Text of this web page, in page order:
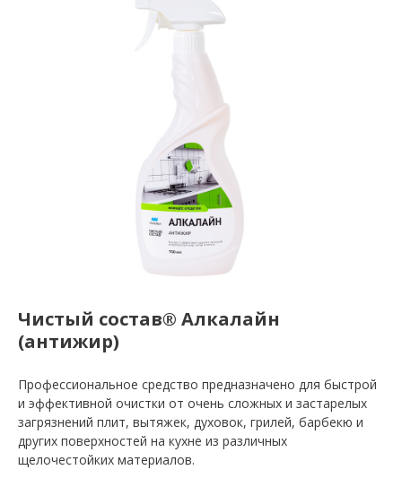
Чистый состав® Алкалайн
(антижир)
Профессиональное средство предназначено для быстрой
и эффективной очистки от очень сложных и застарелых
загрязнений плит, вытяжек, духовок, грилей, барбекю и
других поверхностей на кухне из различных
щелочестойких материалов.